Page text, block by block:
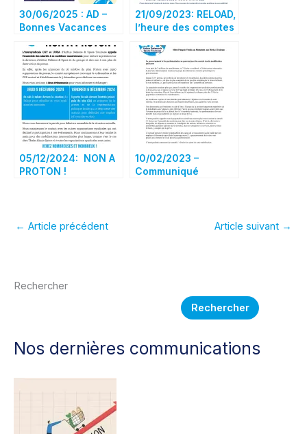
30/06/2025 : AD –
Bonnes Vacances
21/09/2023: RELOAD,
l’heure des comptes
05/12/2024: NON A
PROTON !
10/02/2023 –
Communiqué
← Article précédent Article suivant →
Rechercher
Rechercher
Nos dernières communications